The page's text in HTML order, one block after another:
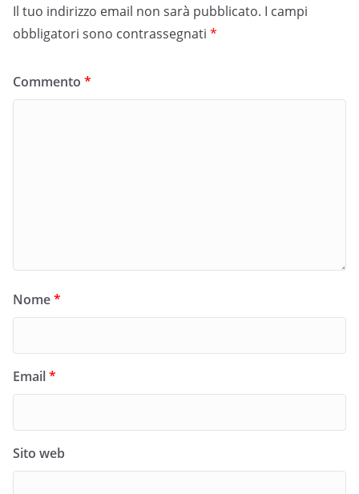
Il tuo indirizzo email non sarà pubblicato. I campi
obbligatori sono contrassegnati *
Commento *
Nome*
Email*
Sito web